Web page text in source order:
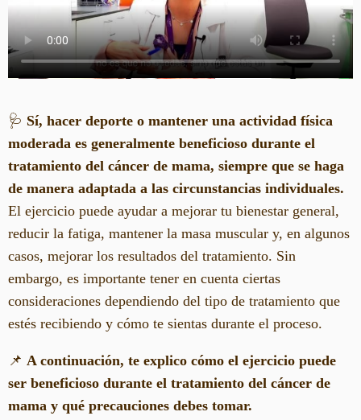
🩺 Sí, hacer deporte o mantener una actividad física
moderada es generalmente beneficioso durante el
tratamiento del cáncer de mama, siempre que se haga
de manera adaptada a las circunstancias individuales.
El ejercicio puede ayudar a mejorar tu bienestar general,
reducir la fatiga, mantener la masa muscular y, en algunos
casos, mejorar los resultados del tratamiento. Sin
embargo, es importante tener en cuenta ciertas
consideraciones dependiendo del tipo de tratamiento que
estés recibiendo y cómo te sientas durante el proceso.
📌 A continuación, te explico cómo el ejercicio puede
ser beneficioso durante el tratamiento del cáncer de
mama y qué precauciones debes tomar.